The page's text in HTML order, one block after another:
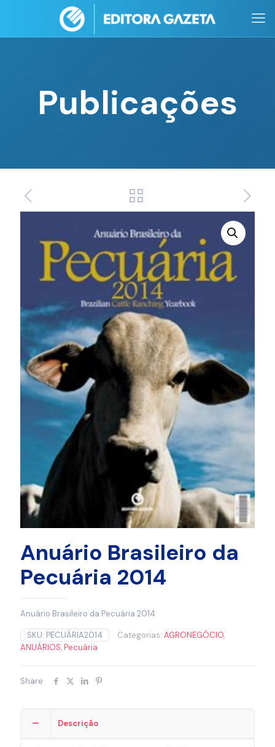
Publicações
Anuário Brasileiro da
Pecuária 2014
Anuário Brasileiro da Pecuária 2014
SKU: PECUÁRIA2014 Categorias: AGRONEGÓCIO,
ANUÁRIOS,Pecuária
Share
Descrição